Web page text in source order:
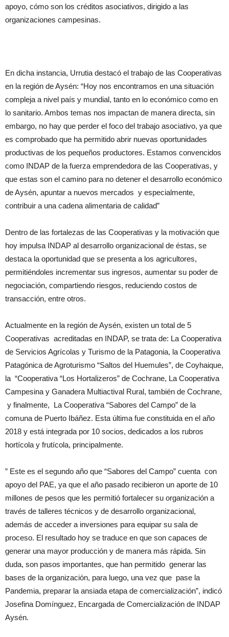
apoyo, cómo son los créditos asociativos, dirigido a las
organizaciones campesinas.
En dicha instancia, Urrutia destacó el trabajo de las Cooperativas
en la región de Aysén: “Hoy nos encontramos en una situación
compleja a nivel país y mundial, tanto en lo económico como en
lo sanitario. Ambos temas nos impactan de manera directa, sin
embargo, no hay que perder el foco del trabajo asociativo, ya que
es comprobado que ha permitido abrir nuevas oportunidades
productivas de los pequeños productores. Estamos convencidos
como INDAP de la fuerza emprendedora de las Cooperativas, y
que estas son el camino para no detener el desarrollo económico
de Aysén, apuntar a nuevos mercados y especialmente,
contribuir a una cadena alimentaria de calidad”
Dentro de las fortalezas de las Cooperativas y la motivación que
hoy impulsa INDAP al desarrollo organizacional de éstas, se
destaca la oportunidad que se presenta a los agricultores,
permitiéndoles incrementar sus ingresos, aumentar su poder de
negociación, compartiendo riesgos, reduciendo costos de
transacción, entre otros.
Actualmente en la región de Aysén, existen un total de 5
Cooperativas acreditadas en INDAP, se trata de: La Cooperativa
de Servicios Agrícolas y Turismo de la Patagonia, la Cooperativa
Patagónica de Agroturismo “Saltos del Huemules”, de Coyhaique,
la “Cooperativa “Los Hortalizeros” de Cochrane, La Cooperativa
Campesina y Ganadera Multiactival Rural, también de Cochrane,
y finalmente, La Cooperativa “Sabores del Campo” de la
comuna de Puerto Ibáñez. Esta última fue constituida en el año
2018 y está integrada por 10 socios, dedicados a los rubros
hortícola y frutícola, principalmente.
” Este es el segundo año que “Sabores del Campo” cuenta con
apoyo del PAE, ya que el año pasado recibieron un aporte de 10
millones de pesos que les permitió fortalecer su organización a
través de talleres técnicos y de desarrollo organizacional,
además de acceder a inversiones para equipar su sala de
proceso. El resultado hoy se traduce en que son capaces de
generar una mayor producción y de manera más rápida. Sin
duda, son pasos importantes, que han permitido generar las
bases de la organización, para luego, una vez que pase la
Pandemia, preparar la ansiada etapa de comercialización”, indicó
Josefina Domínguez, Encargada de Comercialización de INDAP
Aysén.